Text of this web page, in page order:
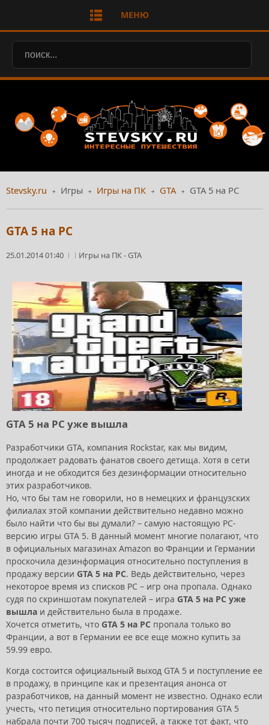
МЕНЮ
Stevsky.ru Игры Игры на ПК GTA GTA 5 на PC
GTA 5 на PC
25.01.2014 01:40 Игры на ПК-GTA
GTA 5 на PC уже вышла
Разработчики GTA, компания Rockstar, как мы видим,
продолжает радовать фанатов своего детища. Хотя в сети
иногда и не обходится без дезинформации относительно
этих разработчиков.
Но, что бы там не говорили, но в немецких и французских
филиалах этой компании действительно недавно можно
было найти что бы вы думали? – самую настоящую PC-
версию игры GTA 5. В данный момент многие полагают, что
в официальных магазинах Amazon во Франции и Германии
проскочила дезинформация относительно поступления в
продажу версии GTA 5 на PC. Ведь действительно, через
некоторое время из списков PC – игр она пропала. Однако
судя по скриншотам покупателей – игра GTA 5 на PC уже
вышла и действительно была в продаже.
Хочется отметить, что GTA 5 на PC пропала только во
Франции, а вот в Германии ее все еще можно купить за
59.99 евро.
Когда состоится официальный выход GTA 5 и поступление ее
в продажу, в принципе как и презентация анонса от
разработчиков, на данный момент не известно. Однако если
учесть, что петиция относительно портирования GTA 5
набрала почти 700 тысяч подписей, а также тот факт, что